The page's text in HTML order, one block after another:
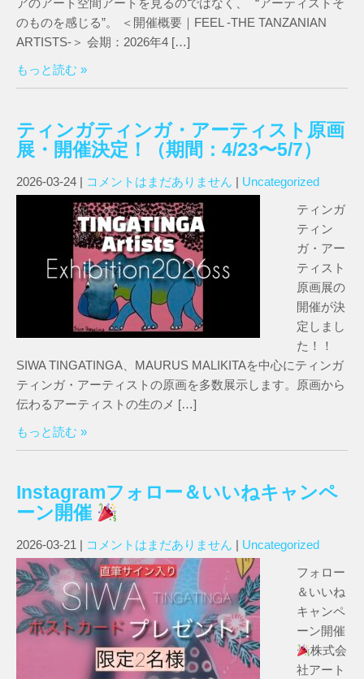
アのアート空間アートを見るのではなく、 “アーティストそ
のものを感じる”。 ＜開催概要｜FEEL -THE TANZANIAN
ARTISTS-＞ 会期：2026年4 […]
もっと読む »
ティンガティンガ・アーティスト原画
展・開催決定！（期間：4/23〜5/7）
2026-03-24 | コメントはまだありません | Uncategorized
ティンガ
ティン
ガ・アー
ティスト
原画展の
開催が決
定しまし
た！！
SIWA TINGATINGA、MAURUS MALIKITAを中心にティンガ
ティンガ・アーティストの原画を多数展示します。原画から
伝わるアーティストの生のメ […]
もっと読む »
Instagramフォロー＆いいねキャンペ
ーン開催
2026-03-21 | コメントはまだありません | Uncategorized
フォロー
＆いいね
キャンペ
ーン開催
株式会
社アート